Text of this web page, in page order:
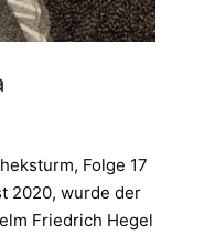
Folge 17
2020, wurde der
Friedrich Hegel